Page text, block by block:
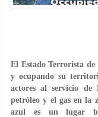
El Estado Terrorista
y ocupando su
actores al servicio de
petróleo y el gas en la
azul es un lugar